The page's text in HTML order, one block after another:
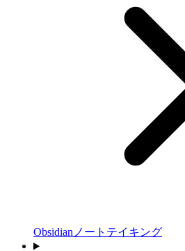
Obsidianノートテイキング